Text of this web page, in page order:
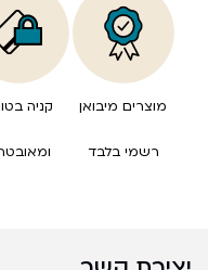
מוצרים מיבואן
רשמי בלבד
קניה